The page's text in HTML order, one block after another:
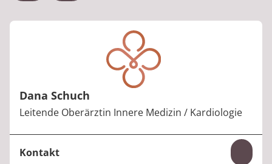
Dana Schuch
Berufstitel:
Leitende Oberärztin Innere Medizin / Kardiologie
Kontakt